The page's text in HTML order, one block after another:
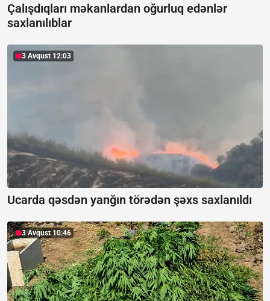
Çalışdıqları məkanlardan oğurluq edənlər
saxlanılıblar
3 Avqust 12:03
Ucarda qəsdən yanğın törədən şəxs saxlanıldı
3 Avqust 10:46